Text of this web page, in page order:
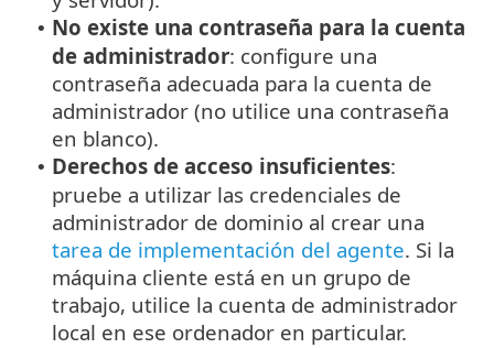
• No existe una contraseña para la cuenta
de administrador: configure una
contraseña adecuada para la cuenta de
administrador (no utilice una contraseña
en blanco).
• Derechos de acceso insuficientes:
pruebe a utilizar las credenciales de
administrador de dominio al crear una
tarea de implementación del agente. Si la
máquina cliente está en un grupo de
trabajo, utilice la cuenta de administrador
local en ese ordenador en particular.